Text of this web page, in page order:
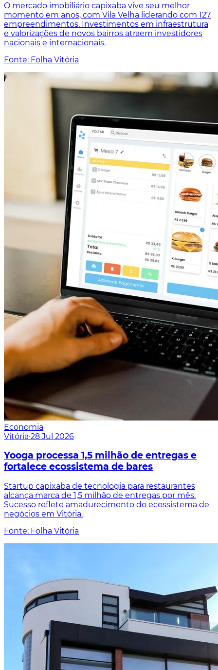
O mercado imobiliário capixaba vive seu melhor
momento em anos, com Vila Velha liderando com 127
empreendimentos. Investimentos em infraestrutura
e valorizações de novos bairros atraem investidores
nacionais e internacionais.
Fonte: Folha Vitória
Economia
Vitória·28 Jul 2026
Yooga processa 1,5 milhão de entregas e
fortalece ecossistema de bares
Startup capixaba de tecnologia para restaurantes
alcança marca de 1,5 milhão de entregas por mês.
Sucesso reflete amadurecimento do ecossistema de
negócios em Vitória.
Fonte: Folha Vitória